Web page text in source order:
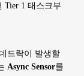
Tier 1 태스크부
드락이 발생할
Async Sensor를